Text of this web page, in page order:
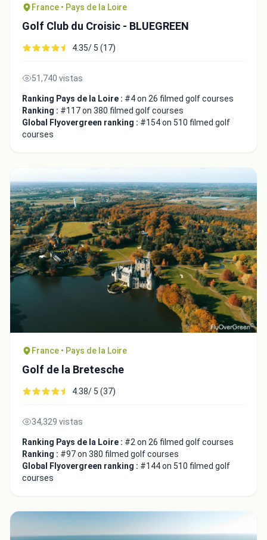
France • Pays de la Loire
Golf Club du Croisic - BLUEGREEN
4.35/ 5 (17)
51,740 vistas
Ranking Pays de la Loire : #4 on 26 filmed golf courses
Ranking : #117 on 380 filmed golf courses
Global Flyovergreen ranking : #154 on 510 filmed golf
courses
France • Pays de la Loire
Golf de la Bretesche
4.38/ 5 (37)
34,329 vistas
Ranking Pays de la Loire : #2 on 26 filmed golf courses
Ranking : #97 on 380 filmed golf courses
Global Flyovergreen ranking : #144 on 510 filmed golf
courses